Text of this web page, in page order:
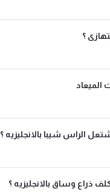
؟
الميعاد
الراس شيبا بالانجليزيه ؟
ذراع وساق بالانجليزيه ؟